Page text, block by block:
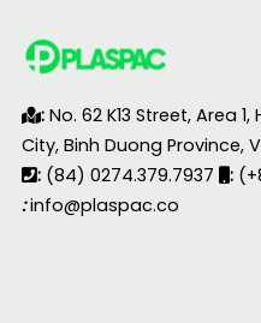
: No. 62 K13 Street, Area
City, Binh Duong Province,
: (84) 0274.379.7937 :
: info@plaspac.co